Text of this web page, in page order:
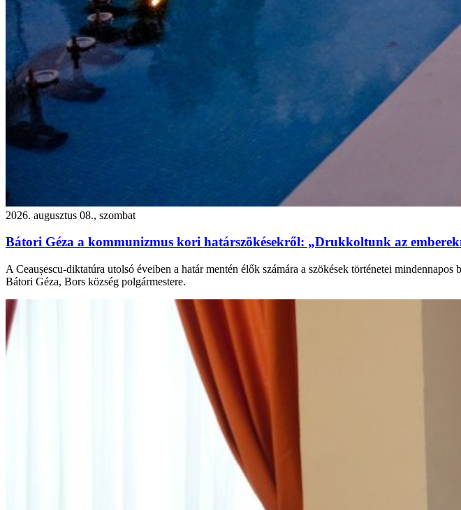
2026. augusztus 08., szombat
Bátori Géza a kommunizmus kori határszökésekről: „Drukkoltunk az
A Ceaușescu-diktatúra utolsó éveiben a határ mentén élők számára a szökések történetei
Bátori Géza, Bors község polgármestere.